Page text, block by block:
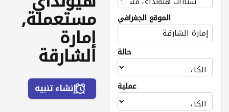
الموقع الجغرافي
حالة
عملية
مستعملة,
إمارة
الشارقة
إنشاء تنبيه